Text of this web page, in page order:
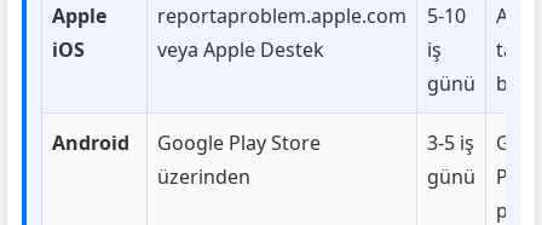
Apple
iOS
reportaproblem.apple.com
veya Apple Destek
5-10
iş
günü
bağlı
Android
Google Play Store
üzerinden
3-5 iş
günü
Play